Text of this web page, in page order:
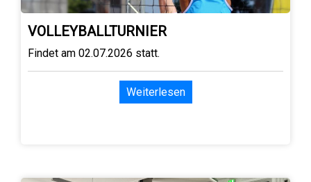
VOLLEYBALLTURNIER
Findet am 02.07.2026 statt.
Weiterlesen